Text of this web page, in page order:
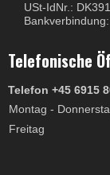
USt-IdNr.:
Telefonische
Telefon +45 6915
Montag -
Freitag